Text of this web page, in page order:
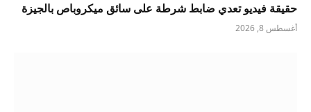
حقيقة فيديو تعدي ضابط شرطة على سائق ميكروباص بالجيزة
أغسطس 8, 2026